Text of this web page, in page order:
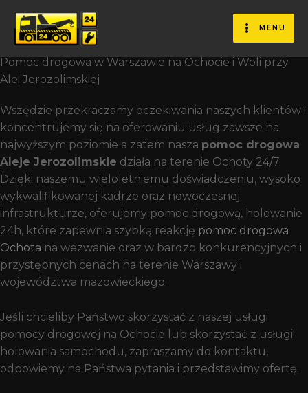
MENU
Pomoc Drogowa Aleje
Jerozolimskie Ochota, Wola
Pomoc drogowa w Warszawie na Ochocie i Woli przy
Alei Jerozolimskiej
Wszędzie przekraczamy oczekiwania naszych klientów i
koncentrujemy się na oferowaniu usług zawsze na
najwyższym poziomie a zatem nasza pomoc drogowa
Aleje Jerozolimskie działa na terenie Ochoty 24/7.
Dzięki naszemu wieloletniemu doświadczeniu, wysoko
wykwalifikowanej kadrze oraz nowoczesnej
infrastrukturze, oferujemy pomoc drogową, holowanie
24h, które zapewnia szybką reakcję pomoc drogowa
Ochota na wezwanie oraz w bardzo konkurencyjnych i
przystępnych cenach na terenie Warszawy i
województwa mazowieckiego.
Jeśli chcieliby Państwo skorzystać z naszej usługi
pomocy drogowej na Ochocie lub skorzystać z usługi
holowania samochodu, zapraszamy do kontaktu,
odpowiemy na Państwa pytania i przedstawimy ofertę.